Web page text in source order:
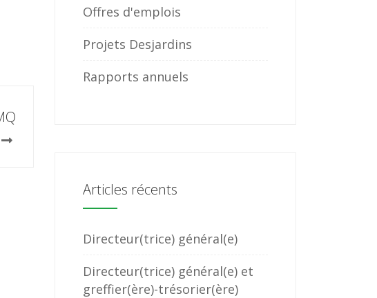
Offres d'emplois
Projets Desjardins
Rapports annuels
Articles récents
Directeur(trice) général(e)
Directeur(trice) général(e) et
greffier(ère)-trésorier(ère)